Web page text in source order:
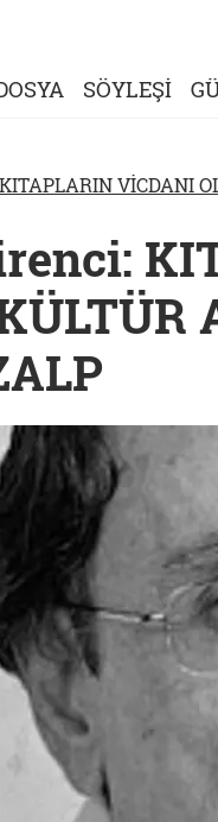
SÖYLEŞİ
KITAPLARIN VİCDANI